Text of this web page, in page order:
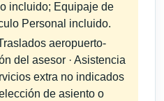
incluido; Equipaje de
Personal incluido.
aeropuerto-
del asesor · Asistencia
extra no indicados
de asiento o